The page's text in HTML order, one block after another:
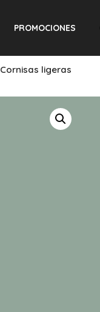
PROMOCIONES
Cornisas ligeras